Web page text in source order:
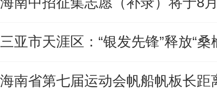
三亚市天涯区：“银发先锋”释放“桑
海南省第七届运动会帆船帆板长距